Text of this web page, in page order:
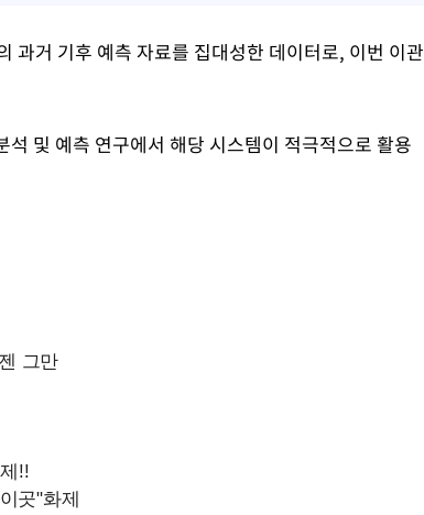
과거 기후 예측 자료를 집대성한 데이터로, 이번 이관
및 예측 연구에서 해당 시스템이 적극적으로 활용